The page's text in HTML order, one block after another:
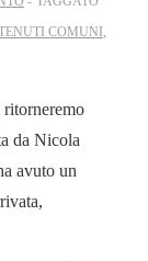
COMUNI ,
da Nicola
avuto un